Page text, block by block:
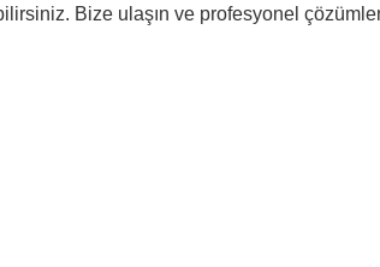
Bize ulaşın ve profesyonel